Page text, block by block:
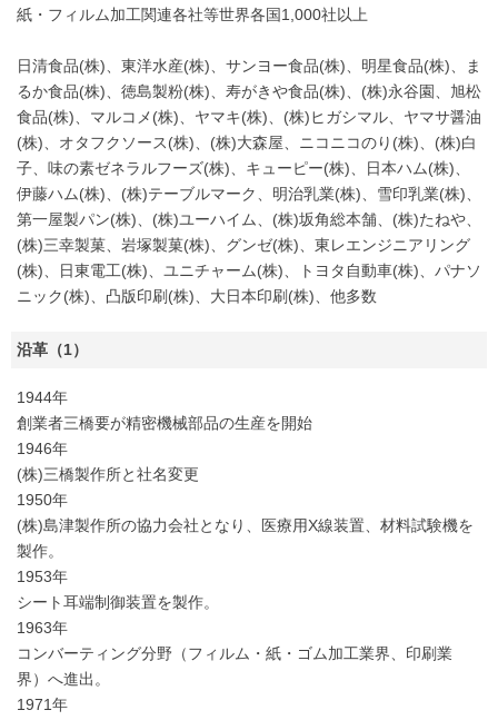
紙・フィルム加工関連各社等世界各国1,000社以上
日清食品(株)、東洋水産(株)、サンヨー食品(株)、明星食品(株)、ま
るか食品(株)、徳島製粉(株)、寿がきや食品(株)、(株)永谷園、旭松
食品(株)、マルコメ(株)、ヤマキ(株)、(株)ヒガシマル、ヤマサ醤油
(株)、オタフクソース(株)、(株)大森屋、ニコニコのり(株)、(株)白
子、味の素ゼネラルフーズ(株)、キューピー(株)、日本ハム(株)、
伊藤ハム(株)、(株)テーブルマーク、明治乳業(株)、雪印乳業(株)、
第一屋製パン(株)、(株)ユーハイム、(株)坂角総本舗、(株)たねや、
(株)三幸製菓、岩塚製菓(株)、グンゼ(株)、東レエンジニアリング
(株)、日東電工(株)、ユニチャーム(株)、トヨタ自動車(株)、パナソ
ニック(株)、凸版印刷(株)、大日本印刷(株)、他多数
沿革（1）
1944年
創業者三橋要が精密機械部品の生産を開始
1946年
(株)三橋製作所と社名変更
1950年
(株)島津製作所の協力会社となり、医療用X線装置、材料試験機を
製作。
1953年
シート耳端制御装置を製作。
1963年
コンバーティング分野（フィルム・紙・ゴム加工業界、印刷業
界）へ進出。
1971年